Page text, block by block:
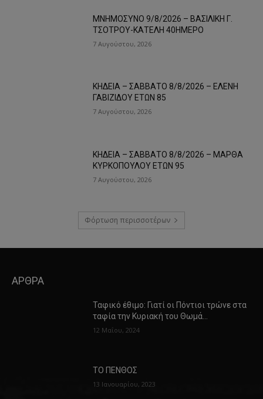
ΜΝΗΜΟΣΥΝΟ 9/8/2026 – ΒΑΣΙΛΙΚΗ Γ.
ΤΣΟΤΡΟΥ-ΚΑΤΕΛΗ 40ΗΜΕΡΟ
7 Αυγούστου, 2026
ΚΗΔΕΙΑ – ΣΑΒΒΑΤΟ 8/8/2026 – ΕΛΕΝΗ
ΓΑΒΙΖΙΔΟΥ ΕΤΩΝ 85
7 Αυγούστου, 2026
ΚΗΔΕΙΑ – ΣΑΒΒΑΤΟ 8/8/2026 – ΜΑΡΘΑ
ΚΥΡΚΟΠΟΥΛΟΥ ΕΤΩΝ 95
7 Αυγούστου, 2026
Φόρτωση περισσοτέρων
ΑΡΘΡΑ
Ταφικό έθιμο: Γιατί οι Πόντιοι τρώνε στα
ταφία την Κυριακή του Θωμά…
12 Μαΐου, 2024
ΤΟ ΠΕΝΘΟΣ
13 Ιανουαρίου, 2023